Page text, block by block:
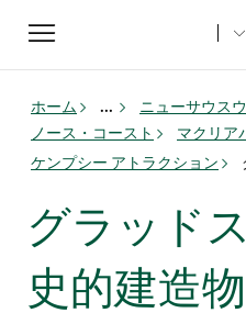
Toggle
navigation
ホーム ...
ニューサウス
ノース・コースト
マクリア
ケンプシー アトラクション
グラッド
史的建造物